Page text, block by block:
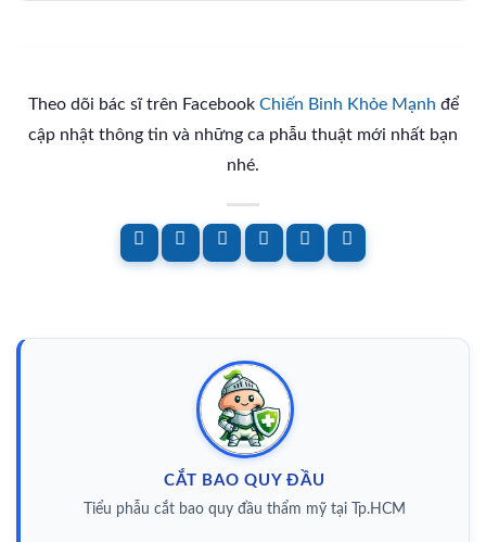
Theo dõi bác sĩ trên Facebook Chiến Binh Khỏe Mạnh để
cập nhật thông tin và những ca phẫu thuật mới nhất bạn
nhé.
CẮT BAO QUY ĐẦU
Tiểu phẫu cắt bao quy đầu thẩm mỹ tại Tp.HCM